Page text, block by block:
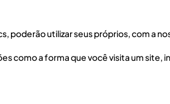
utilizar seus próprios, com a
como a forma que você visita um site,